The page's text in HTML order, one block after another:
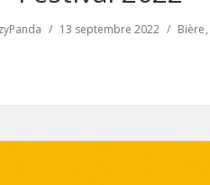
13 septembre 2022 Bière